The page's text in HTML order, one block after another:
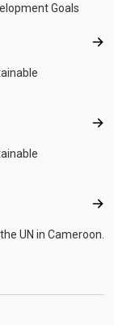
Goals
UN in Cameroon.